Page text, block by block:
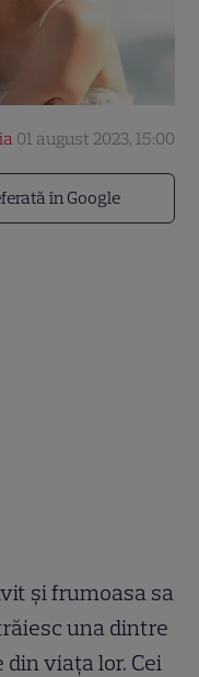
în Google
01 august 2023, 15:00
și frumoasa sa
una dintre
viața lor. Cei